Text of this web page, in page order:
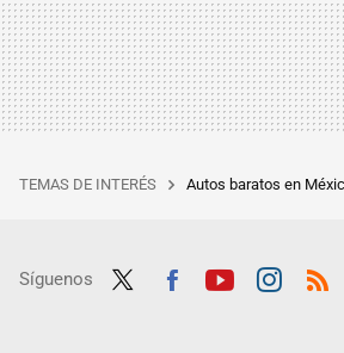
TEMAS DE INTERÉS Autos baratos en
Síguenos